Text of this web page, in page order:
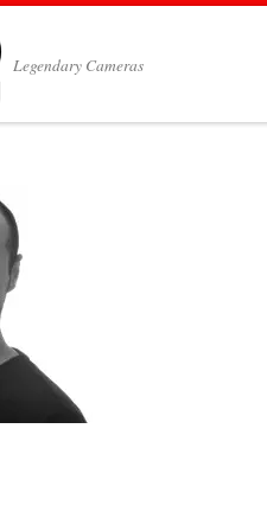
Legendary Cameras